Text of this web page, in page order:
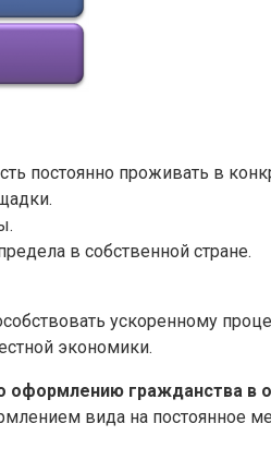
постоянно проживать в
в собственной стране.
ускоренному
экономики.
гражданства в
вида на постоянное